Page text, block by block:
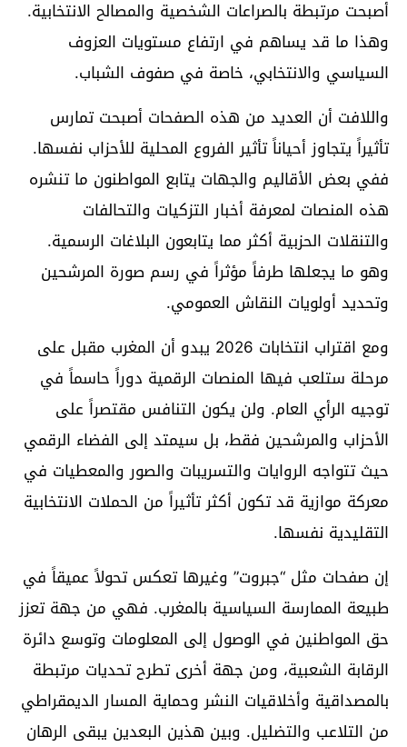
أصبحت مرتبطة بالصراعات الشخصية والمصالح الانتخابية.
وهذا ما قد يساهم في ارتفاع مستويات العزوف
السياسي والانتخابي، خاصة في صفوف الشباب.
واللافت أن العديد من هذه الصفحات أصبحت تمارس
تأثيراً يتجاوز أحياناً تأثير الفروع المحلية للأحزاب نفسها.
ففي بعض الأقاليم والجهات يتابع المواطنون ما تنشره
هذه المنصات لمعرفة أخبار التزكيات والتحالفات
والتنقلات الحزبية أكثر مما يتابعون البلاغات الرسمية.
وهو ما يجعلها طرفاً مؤثراً في رسم صورة المرشحين
وتحديد أولويات النقاش العمومي.
ومع اقتراب انتخابات 2026 يبدو أن المغرب مقبل على
مرحلة ستلعب فيها المنصات الرقمية دوراً حاسماً في
توجيه الرأي العام. ولن يكون التنافس مقتصراً على
الأحزاب والمرشحين فقط، بل سيمتد إلى الفضاء الرقمي
حيث تتواجه الروايات والتسريبات والصور والمعطيات في
معركة موازية قد تكون أكثر تأثيراً من الحملات الانتخابية
التقليدية نفسها.
إن صفحات مثل “جبروت” وغيرها تعكس تحولاً عميقاً في
طبيعة الممارسة السياسية بالمغرب. فهي من جهة تعزز
حق المواطنين في الوصول إلى المعلومات وتوسع دائرة
الرقابة الشعبية، ومن جهة أخرى تطرح تحديات مرتبطة
بالمصداقية وأخلاقيات النشر وحماية المسار الديمقراطي
من التلاعب والتضليل. وبين هذين البعدين يبقى الرهان